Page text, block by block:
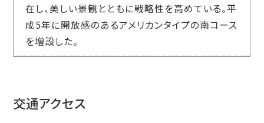
在し、美しい景観とともに戦略性を高めている。平
成5年に開放感のあるアメリカンタイプの南コース
を増設した。
交通アクセス